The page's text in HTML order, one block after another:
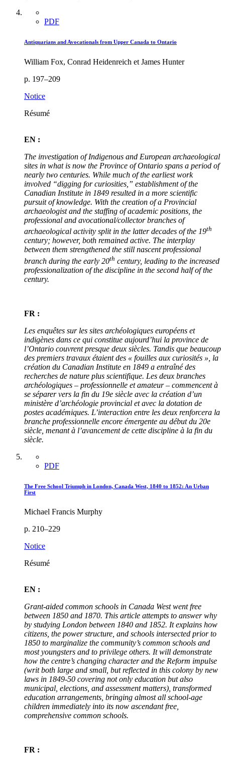
PDF
Antiquarians and Avocationals from Upper Canada to Ontario
William Fox, Conrad Heidenreich et James Hunter
p. 197–209
Notice
Résumé
EN :
The investigation of Indigenous and European archaeological
sites in what is now the Province of Ontario spans a period of
nearly two centuries. While much of the earliest work
involved “digging for curiosities,” establishment of the
Canadian Institute in 1849 resulted in a more scientific
pursuit of knowledge. With the creation of a Provincial
archaeologist and the staffing of academic positions, the
professional and avocational/collector branches of
archaeological activity split in the latter decades of the 19th
century; however, both remained active. The interplay
between them strengthened the still nascent professional
branch during the early 20th century, leading to the increased
professionalization of the discipline in the second half of the
century.
FR :
Les enquêtes sur les sites archéologiques européens et
indigènes dans ce qui constitue aujourd’hui la province de
l’Ontario couvrent presque deux siècles. Tandis que beaucoup
des premiers travaux étaient des « fouilles aux curiosités », la
création du Canadian Institute en 1849 a entraîné des
recherches de nature plus scientifique. Les deux branches
archéologiques – professionnelle et amateur – commencent à
se séparer vers la fin du 19e siècle avec la création d’un
ministère d’archéologie provincial et avec la dotation de
postes académiques. L’interaction entre les deux renforcera la
branche professionnelle encore émergente au début du 20e
siècle, menant à l’avancement de cette discipline à la fin du
siècle.
PDF
The Free School Triumph in London, Canada West, 1840 to 1852: An Urban
First
Michael Francis Murphy
p. 210–229
Notice
Résumé
EN :
Grant-aided common schools in Canada West went free
between 1850 and 1870. This article attempts to answer why
by studying London between 1840 and 1852. It explains how
citizens, the power structure, and schools intersected prior to
1850 to marginalize the community’s common schools and
most youngsters and to privilege others. It will demonstrate
how the centre’s changing character and the Reform impulse
(writ both large and small, but reflected in this colony by new
laws in 1849-50 covering not only education but also
municipal, elections, and assessment matters), transformed
education arrangements, bringing almost all school-age
children immediately into its now ascendant free,
comprehensive common schools.
FR :